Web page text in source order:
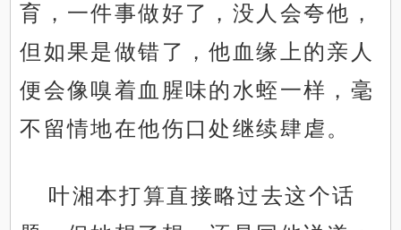
育，一件事做好了，没人会夸他，
但如果是做错了，他血缘上的亲人
便会像嗅着血腥味的水蛭一样，毫
不留情地在他伤口处继续肆虐。
叶湘本打算直接略过去这个话